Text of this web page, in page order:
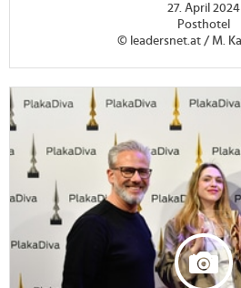
27. April 2024
Posthotel
© leadersnet.at / M.